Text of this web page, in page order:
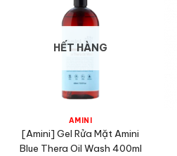
HẾT HÀNG
AMINI
[Amini] Gel Rửa Mặt Amini
Blue Thera Oil Wash 400ml